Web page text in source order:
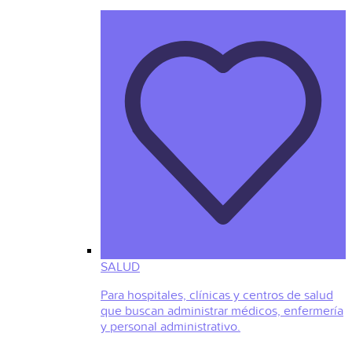
SALUD
Para hospitales, clínicas y centros de salud
que buscan administrar médicos, enfermería
y personal administrativo.